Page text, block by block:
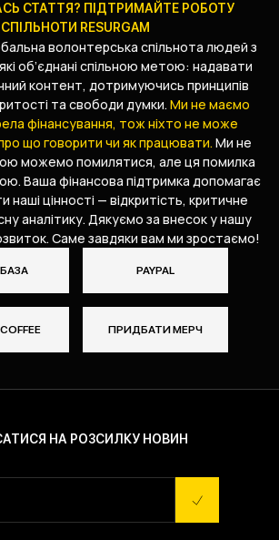
СТАТТЯ? ПІДТРИМАЙТЕ РОБОТУ
СПІЛЬНОТИ RESURGAM
волонтерська спільнота людей з
об’єднані спільною метою: надавати
контент, дотримуючись принципів
та свободи думки. Ми не маємо
фінансування, тож ніхто не може
що говорити чи як працювати. Ми не
можемо помилятися, але ця помилка
Ваша фінансова підтримка допомагає
цінності — відкритість, критичне
аналітику. Дякуємо за внесок у нашу
Саме завдяки вам ми зростаємо!
PAYPAL
ПРИДБАТИ МЕРЧ
НА РОЗСИЛКУ НОВИН